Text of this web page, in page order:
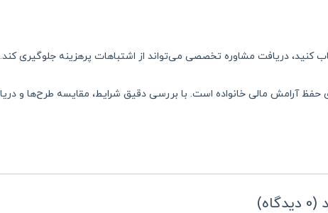
کنید، دریافت مشاوره تخصصی می‌تواند از اشتباهات پرهزینه جلوگیری کند.
(
0 دیدگاه)